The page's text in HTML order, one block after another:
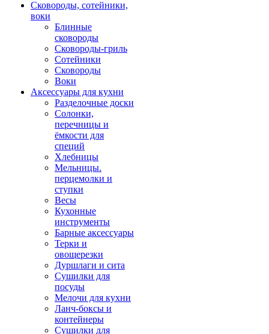
Сковороды, сотейники,
воки
Блинные
сковороды
Сковороды-гриль
Сотейники
Сковороды
Воки
Аксессуары для кухни
Разделочные доски
Солонки,
перечницы и
ёмкости для
специй
Хлебницы
Мельницы.
перцемолки и
ступки
Весы
Кухонные
инструменты
Барные аксессуары
Терки и
овощерезки
Дуршлаги и сита
Сушилки для
посуды
Мелочи для кухни
Ланч-боксы и
контейнеры
Сушилки для